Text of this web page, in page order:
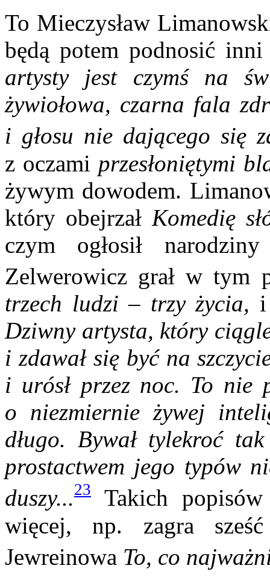
To Mieczysław
będą potem podnosić
artysty jest czymś na
żywiołowa, czarna fala
i głosu nie dającego się
z oczami przesłoniętymi
żywym dowodem.
który obejrzał Komedię
czym ogłosił narodziny
Zelwerowicz grał w tym
trzech ludzi – trzy życia,
Dziwny artysta, który
i zdawał się być na
i urósł przez noc. To nie
o niezmiernie żywej
długo. Bywał tylekroć
prostactwem jego typów
duszy...23
Takich
więcej, np. zagra
Jewreinowa To, co